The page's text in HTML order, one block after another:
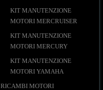
KIT MANUTENZIONE
MOTORI MERCRUISER
KIT MANUTENZIONE
MOTORI MERCURY
KIT MANUTENZIONE
MOTORI YAMAHA
RICAMBI MOTORI